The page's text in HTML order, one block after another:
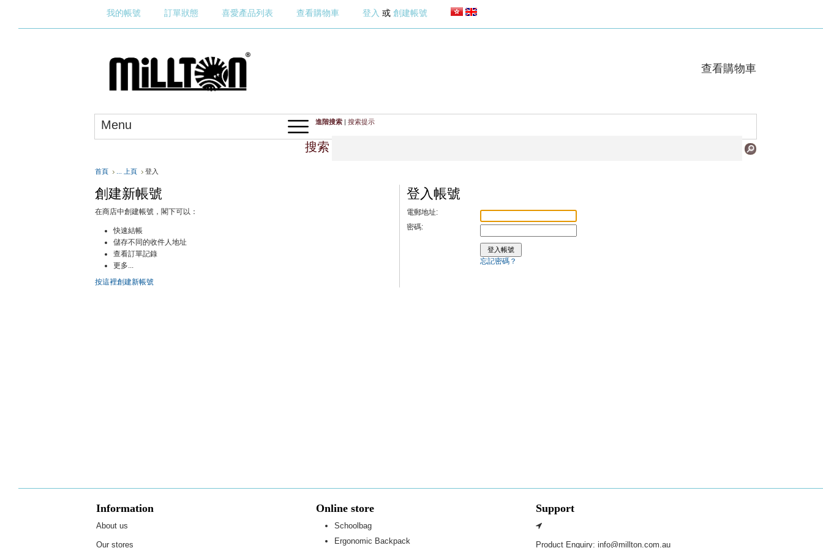
我的帳號 訂單狀態 喜愛產品列表 查看購物車 登入 或創建帳號
查看購物車
Menu
搜索
進階搜索 |搜索提示
首頁 ... 上頁 登入
創建新帳號
在商店中創建帳號，閣下可以：
快速結帳
儲存不同的收件人地址
查看訂單記錄
更多...
按這裡創建新帳號
登入帳號
電郵地址:
密碼:
忘記密碼？